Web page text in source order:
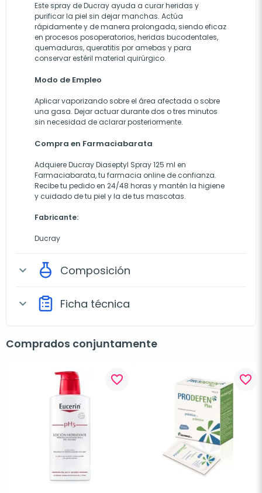
Este spray de Ducray ayuda a curar heridas y
purificar la piel sin dejar manchas. Actúa
rápidamente y de manera prolongada, siendo eficaz
en procesos posoperatorios, heridas bucodentales,
quemaduras, queratitis por amebas y para
conservar estéril material quirúrgico.
Modo de Empleo
Aplicar vaporizando sobre el área afectada o sobre
una gasa. Dejar actuar durante dos o tres minutos
sin necesidad de aclarar posteriormente.
Compra en Farmaciabarata
Adquiere Ducray Diaseptyl Spray 125 ml en
Farmaciabarata, tu farmacia online de confianza.
Recibe tu pedido en 24/48 horas y mantén la higiene
y cuidado de tu piel y la de tus mascotas.
Fabricante:
Ducray
expand_more Composición
expand_more Ficha técnica
Comprados conjuntamente
favorite_border favorite_border